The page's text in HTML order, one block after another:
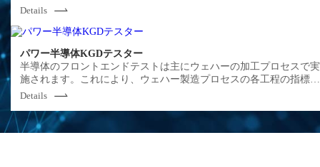
COSまたはDIEのバーンインテストを通じて、LD生産プロセスによ
す。LDスクリーニングによる廃却損失の低減、サイクルタイムの
上させます。聯訊儀器はDIEからCOCまで、高温から-40℃の低温ま
で、トータルソリューションを提供し、多様なお客様の要件にお応
えします。
Details
パワー半導体KGDテスター
半導体のフロントエンドテストは主にウェハーの加工プロセスで実
施されます。これにより、ウェハー製造プロセスの各工程の指標、
閾値、パラメータ要件などは設計の目標値を満たしているかを確認
Details